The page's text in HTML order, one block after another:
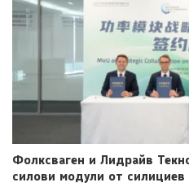
Фолксваген и Лидрайв
силови модули от силициев